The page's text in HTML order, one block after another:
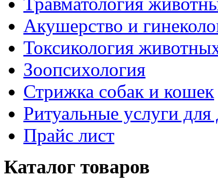
Акушерство и
Токсикология
Зоопсихология
Стрижка собак и кошек
Ритуальные услуги
Прайс лист
Каталог товаров